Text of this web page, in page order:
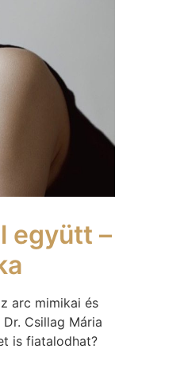
együtt –
arc mimikai és
Csillag Mária
is fiatalodhat?